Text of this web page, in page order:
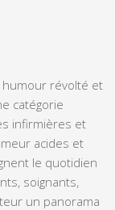
humour révolté et
catégorie
infirmières et
acides et
le quotidien
soignants,
un panorama